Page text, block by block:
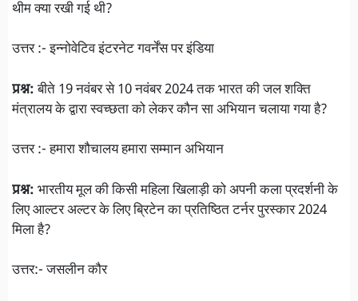
थीम क्या रखी गई थी?
उत्तर :- इन्नोवेटिव इंटरनेट गवर्नेंस पर इंडिया
प्रश्न:बीते 19 नवंबर से 10 नवंबर 2024 तक भारत की जल शक्ति
मंत्रालय के द्वारा स्वच्छता को लेकर कौन सा अभियान चलाया गया है?
उत्तर :- हमारा शौचालय हमारा सम्मान अभियान
प्रश्न: भारतीय मूल की किसी महिला खिलाड़ी को अपनी कला प्रदर्शनी के
लिए आल्टर अल्टर के लिए ब्रिटेन का प्रतिष्ठित टर्नर पुरस्कार 2024
मिला है?
उत्तर:- जसलीन कौर